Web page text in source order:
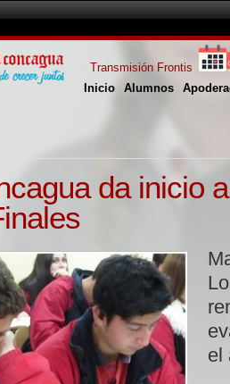
Inicio Alumnos
Transmisión Frontis
da inicio
el